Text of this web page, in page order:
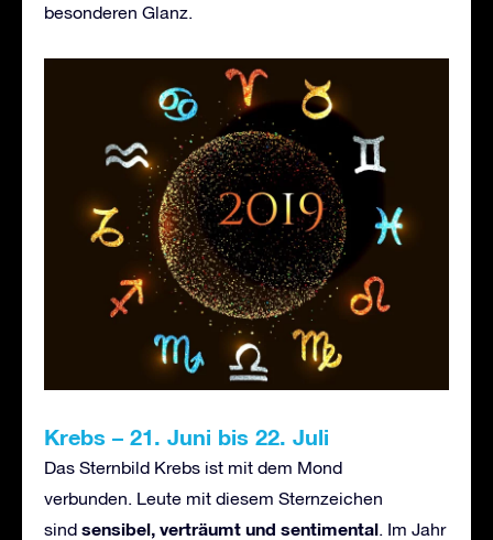
besonderen Glanz.
Krebs – 21. Juni bis 22. Juli
Das Sternbild Krebs ist mit dem Mond
verbunden. Leute mit diesem Sternzeichen
sind sensibel, verträumt und sentimental. Im Jahr